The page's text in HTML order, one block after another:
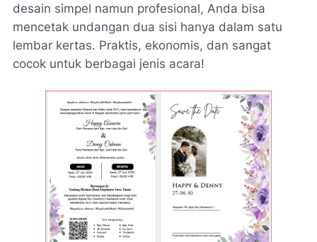
desain simpel namun profesional, Anda bisa
mencetak undangan dua sisi hanya dalam satu
lembar kertas. Praktis, ekonomis, dan sangat
cocok untuk berbagai jenis acara!